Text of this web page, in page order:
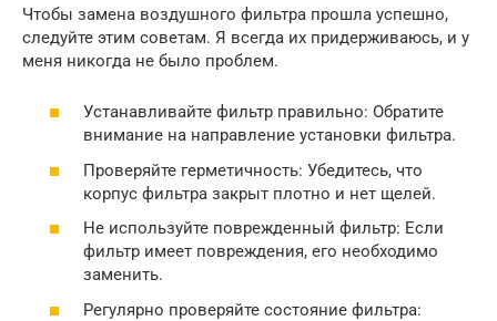
Чтобы замена воздушного фильтра прошла успешно,
следуйте этим советам. Я всегда их придерживаюсь, и у
меня никогда не было проблем.
Устанавливайте фильтр правильно: Обратите
внимание на направление установки фильтра.
Проверяйте герметичность: Убедитесь, что
корпус фильтра закрыт плотно и нет щелей.
Не используйте поврежденный фильтр: Если
фильтр имеет повреждения, его необходимо
заменить.
Регулярно проверяйте состояние фильтра: